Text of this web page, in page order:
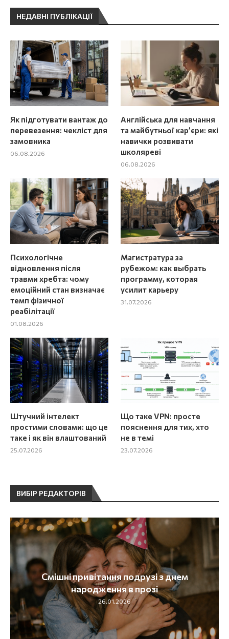
НЕДАВНІ ПУБЛІКАЦІЇ
Як підготувати вантаж до
перевезення: чекліст для
замовника
06.08.2026
Англійська для навчання
та майбутньої кар’єри: які
навички розвивати
школяреві
06.08.2026
Психологічне
відновлення після
травми хребта: чому
емоційний стан визначає
темп фізичної
реабілітації
01.08.2026
Магистратура за
рубежом: как выбрать
программу, которая
усилит карьеру
31.07.2026
Штучний інтелект
простими словами: що це
таке і як він влаштований
25.07.2026
Що таке VPN: просте
пояснення для тих, хто
не в темі
23.07.2026
ВИБІР РЕДАКТОРІВ
Смішні привітання подрузі з днем
народження в прозі
26.01.2026